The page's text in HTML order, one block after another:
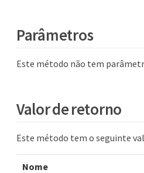
Parâmetros
Este método não tem
Valor de retorno
Este método tem o seguinte
Nome